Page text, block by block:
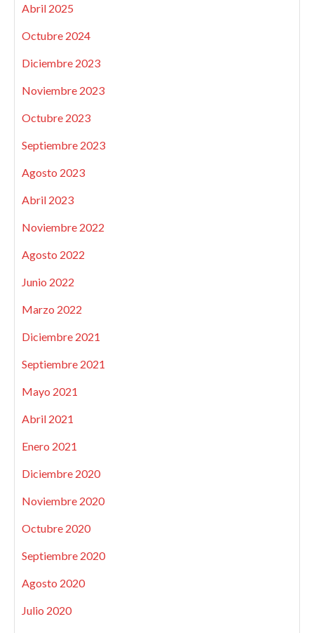
Abril 2025
Octubre 2024
Diciembre 2023
Noviembre 2023
Octubre 2023
Septiembre 2023
Agosto 2023
Abril 2023
Noviembre 2022
Agosto 2022
Junio 2022
Marzo 2022
Diciembre 2021
Septiembre 2021
Mayo 2021
Abril 2021
Enero 2021
Diciembre 2020
Noviembre 2020
Octubre 2020
Septiembre 2020
Agosto 2020
Julio 2020